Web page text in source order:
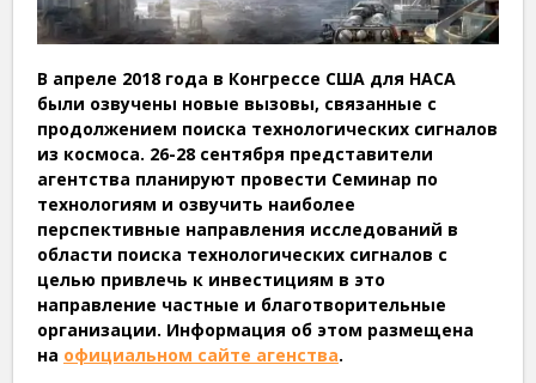
В апреле 2018 года в Конгрессе США для НАСА
были озвучены новые вызовы, связанные с
продолжением поиска технологических сигналов
из космоса. 26-28 сентября представители
агентства планируют провести Семинар по
технологиям и озвучить наиболее
перспективные направления исследований в
области поиска технологических сигналов с
целью привлечь к инвестициям в это
направление частные и благотворительные
организации. Информация об этом размещена
на официальном сайте агенства.